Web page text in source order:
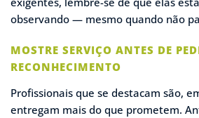
observando — mesmo quando não
MOSTRE SERVIÇO ANTES DE
RECONHECIMENTO
Profissionais que se destacam são,
entregam mais do que prometem.